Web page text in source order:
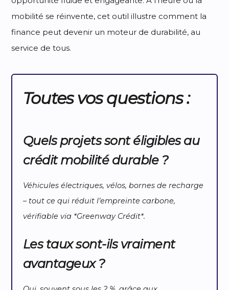
mobilité se réinvente, cet outil illustre comment la
finance peut devenir un moteur de durabilité, au
service de tous.
Toutes vos questions :
Quels projets sont éligibles au
crédit mobilité durable ?
Véhicules électriques, vélos, bornes de recharge
– tout ce qui réduit l’empreinte carbone,
vérifiable via *Greenway Crédit*.
Les taux sont-ils vraiment
avantageux ?